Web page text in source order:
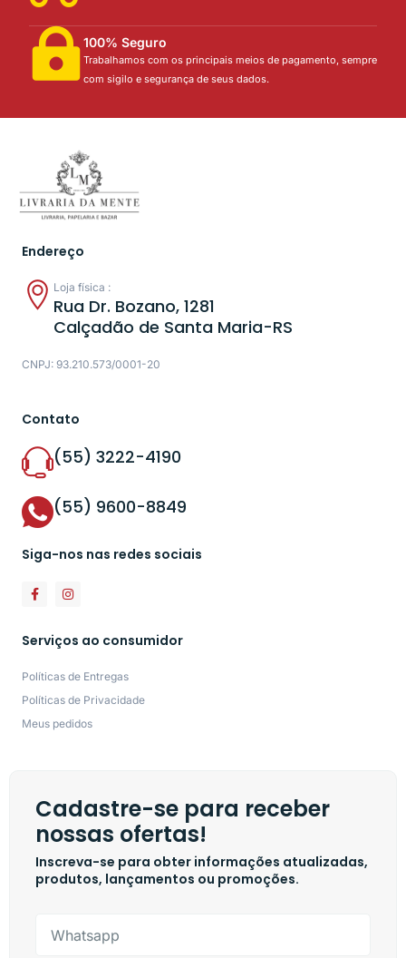
100% Seguro
Trabalhamos com os principais meios de pagamento, sempre
com sigilo e segurança de seus dados.
Endereço
Loja física :
Rua Dr. Bozano, 1281
Calçadão de Santa Maria-RS
CNPJ: 93.210.573/0001-20
Contato
(55) 3222-4190
(55) 9600-8849
Siga-nos nas redes sociais
Serviços ao consumidor
Políticas de Entregas
Políticas de Privacidade
Meus pedidos
Cadastre-se para receber
nossas ofertas!
Inscreva-se para obter informações atualizadas,
produtos, lançamentos ou promoções.